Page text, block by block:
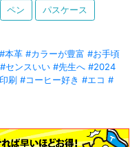
ペン パスケース
#本革 #カラーが豊富 #お手頃
#センスいい #先生へ #2024
刷 #コーヒー好き #エコ #